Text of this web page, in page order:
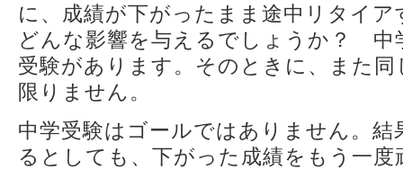
に、成績が下がったまま途中リタイ
どんな影響を与えるでしょうか？ 中
受験があります。そのときに、また
限りません。
中学受験はゴールではありません。結
るとしても、下がった成績をもう一